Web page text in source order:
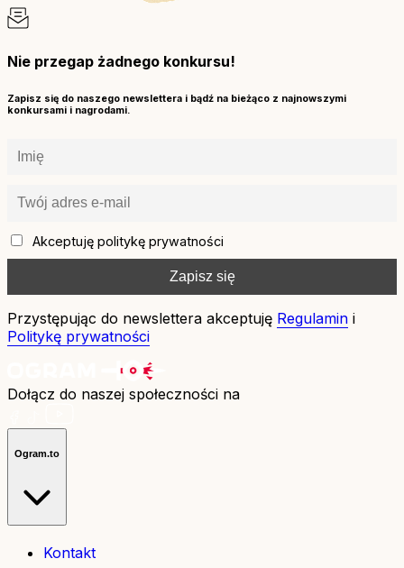
Nie przegap żadnego konkursu!
Zapisz się do naszego newslettera i bądź na bieżąco z najnowszymi
konkursami i nagrodami.
Akceptuję politykę prywatności
Przystępując do newslettera akceptuję Regulamin i
Politykę prywatności
Dołącz do naszej społeczności na
Ogram.to
Kontakt